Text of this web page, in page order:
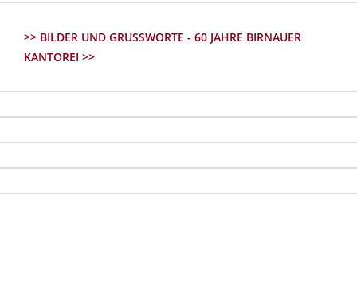
>> BILDER UND GRUSSWORTE - 60 JAHRE BIRNAUER
KANTOREI >>